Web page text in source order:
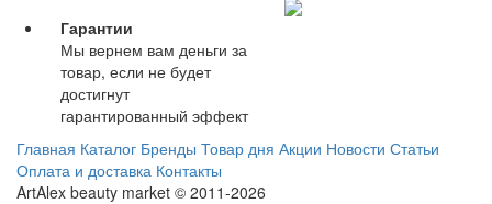
Гарантии
Мы вернем вам деньги за
товар, если не будет
достигнут
гарантированный эффект
Главная Каталог Бренды Товар дня Акции Новости Статьи
Оплата и доставка Контакты
ArtAlex beauty market © 2011-2026